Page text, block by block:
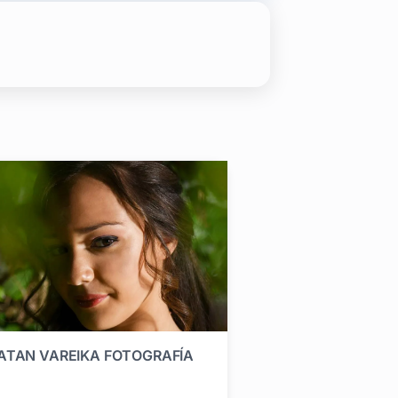
VAREIKA FOTOGRAFÍA
bodas, eventos de fin de año, cumpleaños de